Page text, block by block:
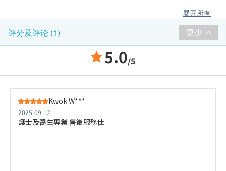
展开所有
评分及评论 (1) 更少
5.0/5
Kwok W***
2025-09-12
護士及醫生專業 售後服務佳